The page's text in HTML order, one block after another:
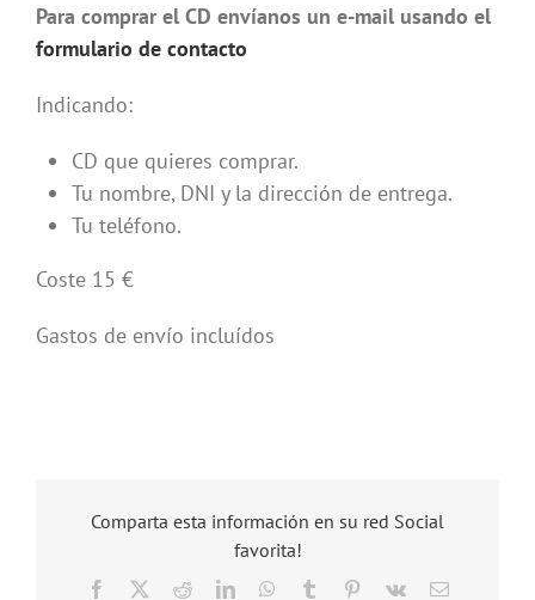
Para comprar el CD envíanos un e-mail usando el
formulario de contacto
Indicando:
CD que quieres comprar.
Tu nombre, DNI y la dirección de entrega.
Tu teléfono.
Coste 15 €
Gastos de envío incluídos
Comparta esta información en su red Social
favorita!
Facebook RedditLinkedInWhatsApp
Tumblr Pinterest
Vk
Correo